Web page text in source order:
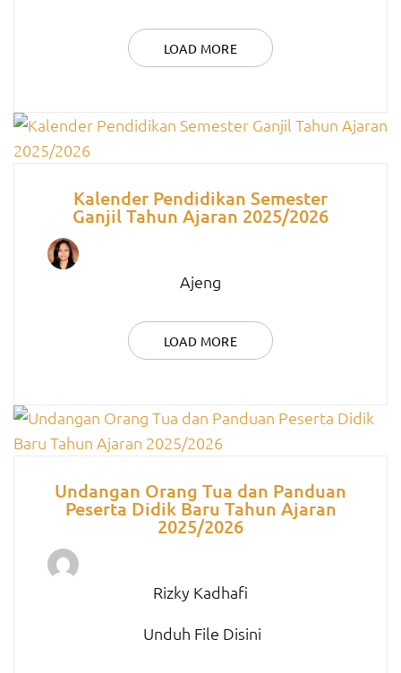
LOAD MORE
Kalender Pendidikan Semester
Ganjil Tahun Ajaran 2025/2026
Ajeng
LOAD MORE
Undangan Orang Tua dan Panduan
Peserta Didik Baru Tahun Ajaran
2025/2026
Rizky Kadhafi
Unduh File Disini